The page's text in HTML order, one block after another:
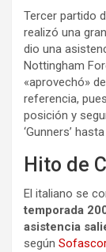
Tercer partido
realizó una
dio una
Nottingham
«aprovechó»
referencia,
posición y
‘Gunners’
Hito de
El italiano se
temporada
asistencia
según